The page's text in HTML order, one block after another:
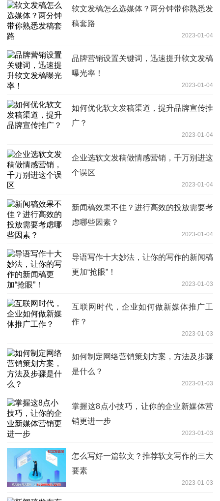
软文发稿怎么选媒体？两分钟带你熟悉发
稿套路
2023-01-04
品牌营销设置关键词，迅速提升软文发稿
曝光率！
2023-01-04
如何优化软文发稿渠道，提升品牌宣传推
广？
2023-01-04
企业选软文发稿做情感营销，千万别进这
个误区
2023-01-04
新闻稿效果不佳？进行高效的投放需要考
虑哪些因素？
2023-01-04
导语写作十大妙法，让你的写作的新闻稿
更加“抢眼”！
2023-01-03
互联网时代，企业如何做新媒体推广工
作？
2023-01-03
如何制定网络营销策划方案，方法及步骤
是什么？
2023-01-03
掌握这8点小技巧，让你的企业新媒体营
销更进一步
2023-01-03
怎么写好一篇软文？推荐软文写作的三大
要素
2023-01-03